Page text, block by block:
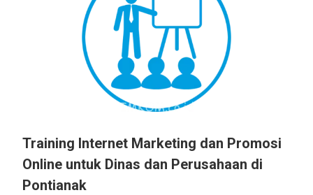
Training Internet Marketing dan Promosi
Online untuk Dinas dan Perusahaan di
Pontianak